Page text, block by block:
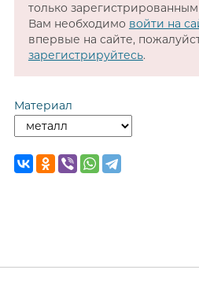
только
Вам необходимо войти на
впервые на сайте,
зарегистрируйтесь.
Материал